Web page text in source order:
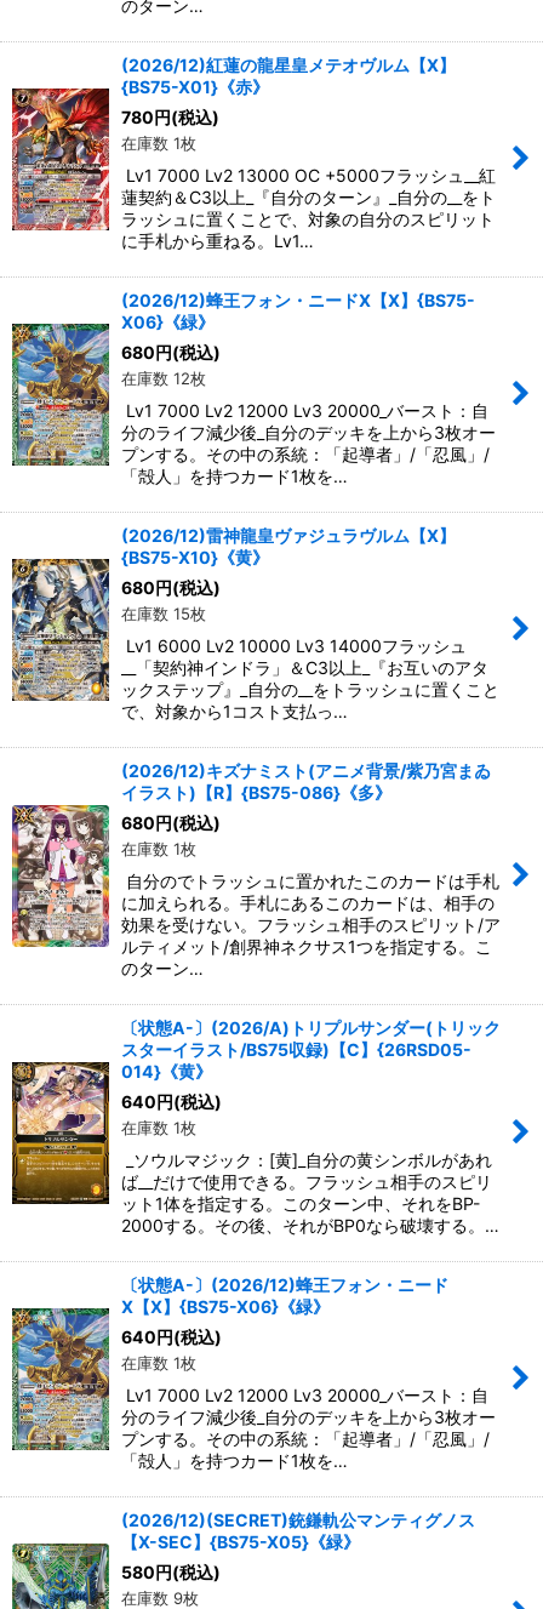
のターン…
(2026/12)紅蓮の龍星皇メテオヴルム【X】
{BS75-X01}《赤》
780円(税込)
在庫数 1枚
Lv1 7000 Lv2 13000 OC +5000フラッシュ__紅
蓮契約＆C3以上_『自分のターン』_自分の__をト
ラッシュに置くことで、対象の自分のスピリット
に手札から重ねる。Lv1…
(2026/12)蜂王フォン・ニードX【X】{BS75-
X06}《緑》
680円(税込)
在庫数 12枚
Lv1 7000 Lv2 12000 Lv3 20000_バースト：自
分のライフ減少後_自分のデッキを上から3枚オー
プンする。その中の系統：「起導者」/「忍風」/
「殻人」を持つカード1枚を…
(2026/12)雷神龍皇ヴァジュラヴルム【X】
{BS75-X10}《黄》
680円(税込)
在庫数 15枚
Lv1 6000 Lv2 10000 Lv3 14000フラッシュ
__「契約神インドラ」＆C3以上_『お互いのアタ
ックステップ』_自分の__をトラッシュに置くこと
で、対象から1コスト支払っ…
(2026/12)キズナミスト(アニメ背景/紫乃宮まゐ
イラスト)【R】{BS75-086}《多》
680円(税込)
在庫数 1枚
自分のでトラッシュに置かれたこのカードは手札
に加えられる。手札にあるこのカードは、相手の
効果を受けない。フラッシュ相手のスピリット/ア
ルティメット/創界神ネクサス1つを指定する。こ
のターン…
〔状態A-〕(2026/A)トリプルサンダー(トリック
スターイラスト/BS75収録)【C】{26RSD05-
014}《黄》
640円(税込)
在庫数 1枚
_ソウルマジック：[黄]_自分の黄シンボルがあれ
ば__だけで使用できる。フラッシュ相手のスピリ
ット1体を指定する。このターン中、それをBP-
2000する。その後、それがBP0なら破壊する。…
〔状態A-〕(2026/12)蜂王フォン・ニード
X【X】{BS75-X06}《緑》
640円(税込)
在庫数 1枚
Lv1 7000 Lv2 12000 Lv3 20000_バースト：自
分のライフ減少後_自分のデッキを上から3枚オー
プンする。その中の系統：「起導者」/「忍風」/
「殻人」を持つカード1枚を…
(2026/12)(SECRET)銃鎌軌公マンティグノス
【X-SEC】{BS75-X05}《緑》
580円(税込)
在庫数 9枚